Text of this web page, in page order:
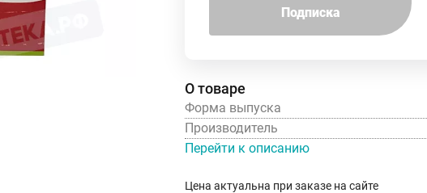
Подписка
О товаре
Форма выпуска
Производитель
Перейти к описанию
Цена актуальна при заказе на сайте